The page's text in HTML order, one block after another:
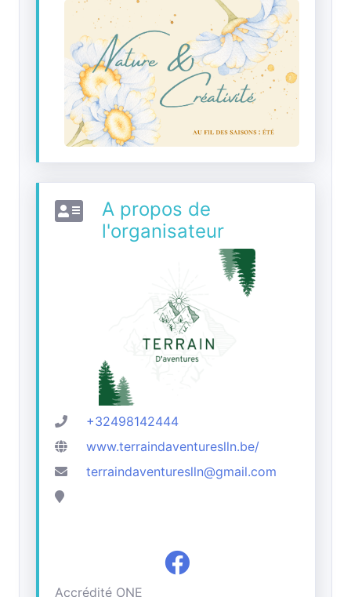
A propos de
l'organisateur
+32498142444
www.terraindaventureslln.be/
terraindaventureslln@gmail.com
Accrédité ONE